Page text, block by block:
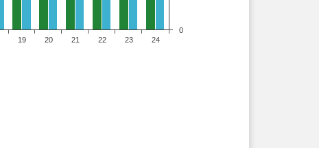
19 20 21 22 23 24
0